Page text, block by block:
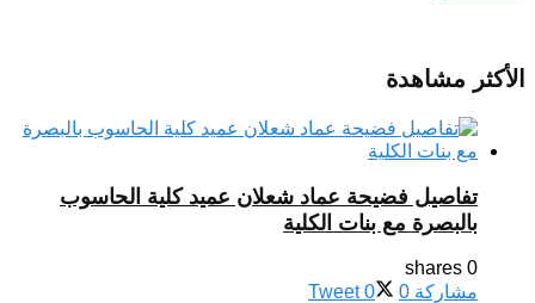
الأكثر مشاهدة
تفاصيل فضيحة عماد شعلان عميد كلية الحاسوب
بالبصرة مع بنات الكلية
0 shares
مشاركة 0
Tweet 0